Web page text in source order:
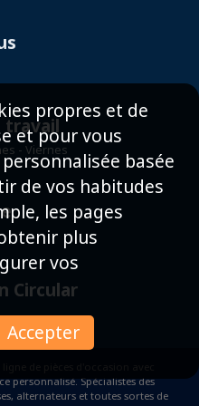
travail
- Viernes
Circular
personnalisé. Spécialistes des
alternateurs et toutes sortes de
propres et de
et pour vous
basée
de vos habitudes
les pages
plus
vos
Accepter